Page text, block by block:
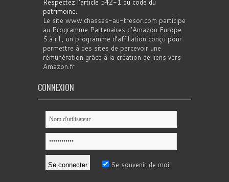
Respectez l'article 542-1 du code du
patrimoine.
Le site www.chasses-au-tresor.com participe
au Programme Partenaires d’Amazon Europe
S.à r.l., un programme d’affiliation conçu pour
permettre à des sites de percevoir une
rémunération grâce à la création de liens vers
Amazon.fr
CONNEXION
Se souvenir de moi